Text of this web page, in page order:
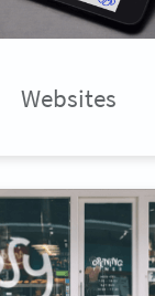
Websites